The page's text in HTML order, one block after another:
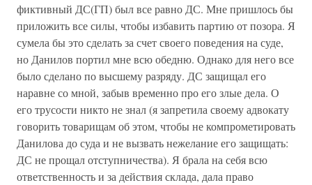
фиктивный ДС(ГП) был все равно ДС. Мне пришлось бы
приложить все силы, чтобы избавить партию от позора. Я
сумела бы это сделать за счет своего поведения на суде,
но Данилов портил мне всю обедню. Однако для него все
было сделано по высшему разряду. ДС защищал его
наравне со мной, забыв временно про его злые дела. О
его трусости никто не знал (я запретила своему адвокату
говорить товарищам об этом, чтобы не компрометировать
Данилова до суда и не вызвать нежелание его защищать:
ДС не прощал отступничества). Я брала на себя всю
ответственность и за действия склада, дала право